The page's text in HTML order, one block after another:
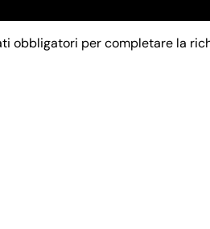
obbligatori per completare la